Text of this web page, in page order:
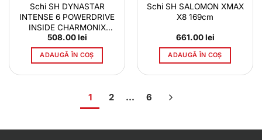
Schi SH DYNASTAR
INTENSE 6 POWERDRIVE
INSIDE CHARMONIX
MONT-BLAN 125-74-108
165cm
508.00lei
ADAUGĂ ÎN COȘ
Schi SH SALOMON XMAX
X8 169cm
661.00lei
ADAUGĂ ÎN COȘ
1 2 … 6